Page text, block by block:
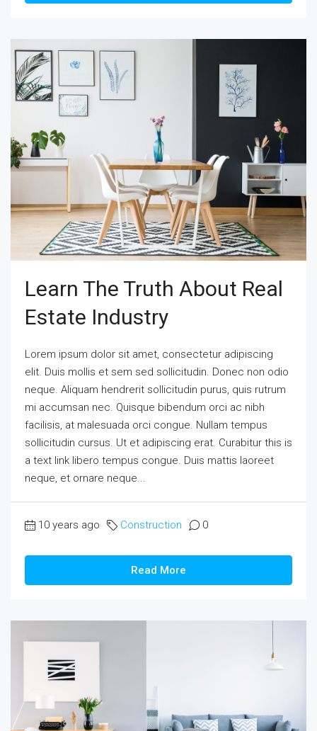
Learn The Truth About Real
Estate Industry
Lorem ipsum dolor sit amet, consectetur adipiscing
elit. Duis mollis et sem sed sollicitudin. Donec non odio
neque. Aliquam hendrerit sollicitudin purus, quis rutrum
mi accumsan nec. Quisque bibendum orci ac nibh
facilisis, at malesuada orci congue. Nullam tempus
sollicitudin cursus. Ut et adipiscing erat. Curabitur this is
a text link libero tempus congue. Duis mattis laoreet
neque, et ornare neque...
10 years ago Construction 0
Read More